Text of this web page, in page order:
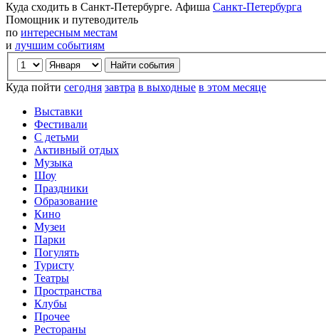
Куда сходить в Санкт-Петербурге. Афиша Санкт-Петербурга
Помощник и путеводитель
по интересным местам
и лучшим событиям
Куда пойти сегодня завтра в выходные в этом месяце
Выставки
Фестивали
С детьми
Активный отдых
Музыка
Шоу
Праздники
Образование
Кино
Музеи
Парки
Погулять
Туристу
Театры
Пространства
Клубы
Прочее
Рестораны